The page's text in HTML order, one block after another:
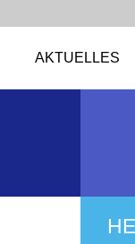
AKTUELLES